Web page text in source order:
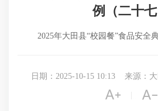
例（二十七
2025年大田县“校园餐”食品安全
日期：2025-10-15 10:13 来源：
 